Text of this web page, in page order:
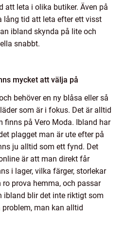
att leta i olika butiker. Även på
lång tid att leta efter ett visst
ibland skynda på lite och
snabbt.
mycket att välja på
behöver en ny blåsa eller så
som är i fokus. Det är alltid
finns på Vero Moda. Ibland har
plagget man är ute efter på
ju alltid som ett fynd. Det
är att man direkt får
i lager, vilka färger, storlekar
prova hemma, och passar
ibland blir det inte riktigt som
man kan alltid